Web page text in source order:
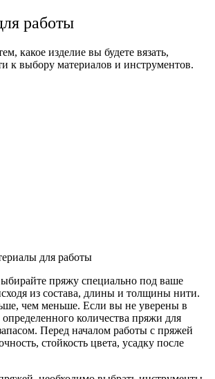
работы
какое изделие вы будете вязать,
к выбору материалов и инструментов.
для работы
пряжу специально под ваше
из состава, длины и толщины нити.
чем меньше. Если вы не уверены в
количества пряжи для
Перед началом работы с пряжей
стойкость цвета, усадку после